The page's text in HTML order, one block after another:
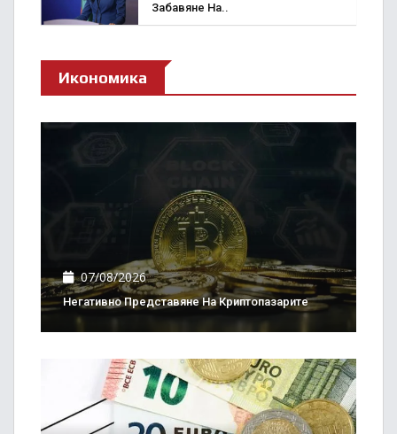
Забавяне На..
Икономика
07/08/2026
Негативно Представяне На Криптопазарите